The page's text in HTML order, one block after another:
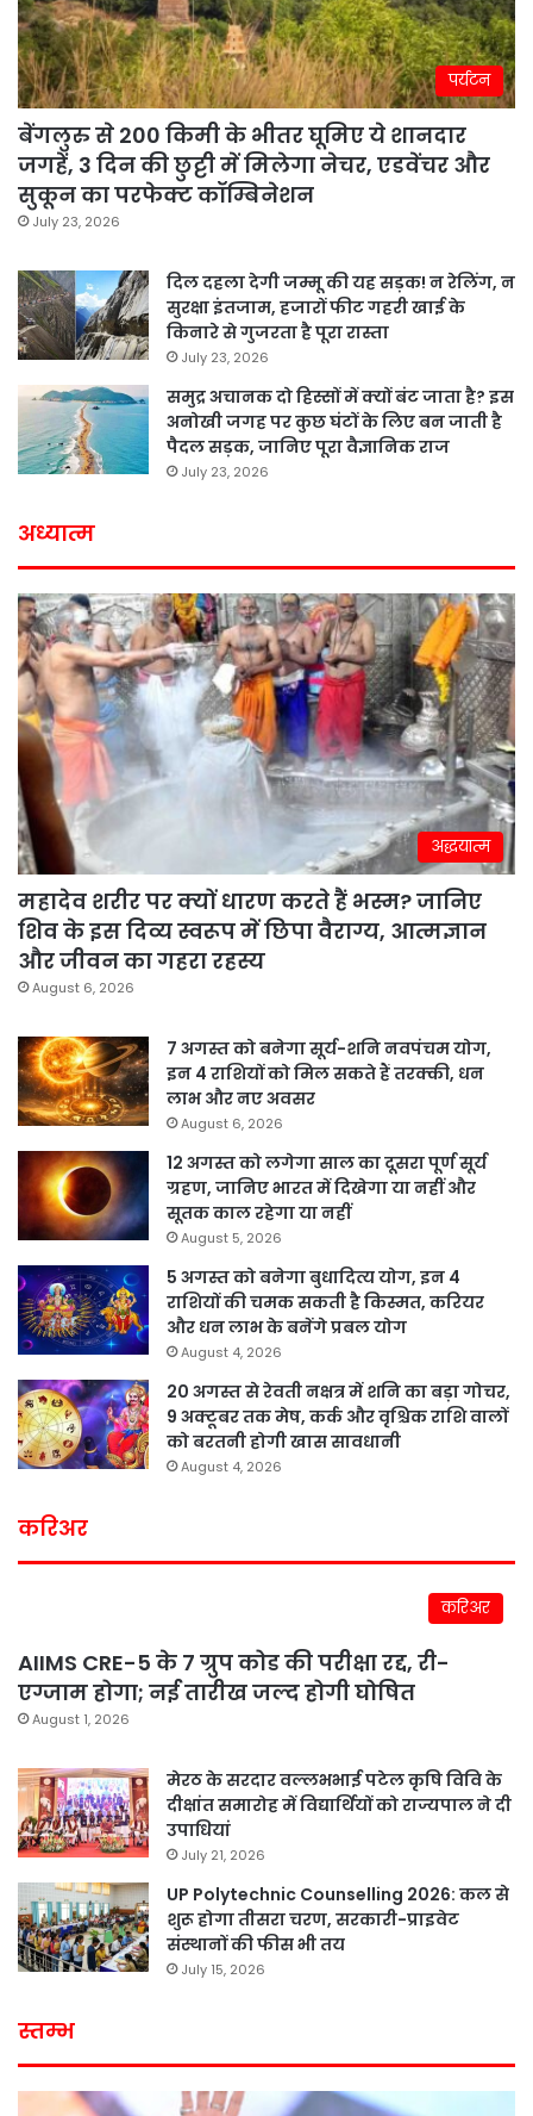
पर्यटन
बेंगलुरु से 200 किमी के भीतर घूमिए ये शानदार
जगहें, 3 दिन की छुट्टी में मिलेगा नेचर, एडवेंचर और
सुकून का परफेक्ट कॉम्बिनेशन
July 23, 2026
दिल दहला देगी जम्मू की यह सड़क! न रेलिंग, न
सुरक्षा इंतजाम, हजारों फीट गहरी खाई के
किनारे से गुजरता है पूरा रास्ता
July 23, 2026
समुद्र अचानक दो हिस्सों में क्यों बंट जाता है? इस
अनोखी जगह पर कुछ घंटों के लिए बन जाती है
पैदल सड़क, जानिए पूरा वैज्ञानिक राज
July 23, 2026
अध्यात्म
अद्धयात्म
महादेव शरीर पर क्यों धारण करते हैं भस्म? जानिए
शिव के इस दिव्य स्वरूप में छिपा वैराग्य, आत्मज्ञान
और जीवन का गहरा रहस्य
August 6, 2026
7 अगस्त को बनेगा सूर्य-शनि नवपंचम योग,
इन 4 राशियों को मिल सकते हैं तरक्की, धन
लाभ और नए अवसर
August 6, 2026
12 अगस्त को लगेगा साल का दूसरा पूर्ण सूर्य
ग्रहण, जानिए भारत में दिखेगा या नहीं और
सूतक काल रहेगा या नहीं
August 5, 2026
5 अगस्त को बनेगा बुधादित्य योग, इन 4
राशियों की चमक सकती है किस्मत, करियर
और धन लाभ के बनेंगे प्रबल योग
August 4, 2026
20 अगस्त से रेवती नक्षत्र में शनि का बड़ा गोचर,
9 अक्टूबर तक मेष, कर्क और वृश्चिक राशि वालों
को बरतनी होगी खास सावधानी
August 4, 2026
करिअर
करिअर
AIIMS CRE-5 के 7 ग्रुप कोड की परीक्षा रद्द, री-
एग्जाम होगा; नई तारीख जल्द होगी घोषित
August 1, 2026
मेरठ के सरदार वल्लभभाई पटेल कृषि विवि के
दीक्षांत समारोह में विद्यार्थियों को राज्यपाल ने दी
उपाधियां
July 21, 2026
UP Polytechnic Counselling 2026: कल से
शुरू होगा तीसरा चरण, सरकारी-प्राइवेट
संस्थानों की फीस भी तय
July 15, 2026
स्तम्भ